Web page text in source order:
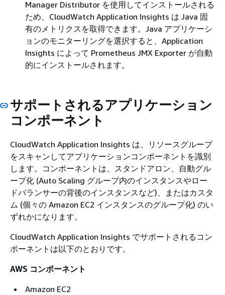
Manager Distributor を使用してインストールされる
ため、CloudWatch Application Insights は Java 固
有のメトリクスを取得できます。Java アプリケーシ
ョンのモニターリングを選択すると、Application
Insights によって Prometheus JMX Exporter が自動
的にインストールされます。
サポートされるアプリケーション
コンポーネント
CloudWatch Application Insights は、リソースグループ
をスキャンしてアプリケーションコンポーネントを識別
します。コンポーネントは、スタンドアロン、自動グル
ープ化 (Auto Scaling グループ内のインスタンスやロー
ドバランサーの背後のインスタンスなど)、またはカスタ
ム (個々の Amazon EC2 インスタンスのグループ化) のい
ずれかになります。
CloudWatch Application Insights でサポートされるコン
ポーネントは以下のとおりです。
AWS コンポーネント
Amazon EC2